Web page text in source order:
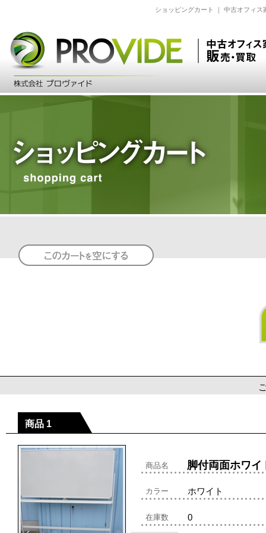
ショッピングカート ｜ 中古オフィ
商品 1
商品名 脚付両面ホワ
カラー ホワイト
在庫数 0